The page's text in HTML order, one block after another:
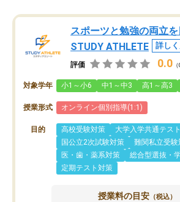
スポーツと勉強の両立
STUDY ATHLETE
詳し
評価 0.0
対象学年 小1～小6 中1～中3 高1～高3
授業形式 オンライン個別指導(1:1)
目的 高校受験対策
大学入学共通テス
国公立2次試験対策
難関私立受験
医・歯・薬系対策
総合型選抜・
定期テスト対策
授業料の目安 （税込）